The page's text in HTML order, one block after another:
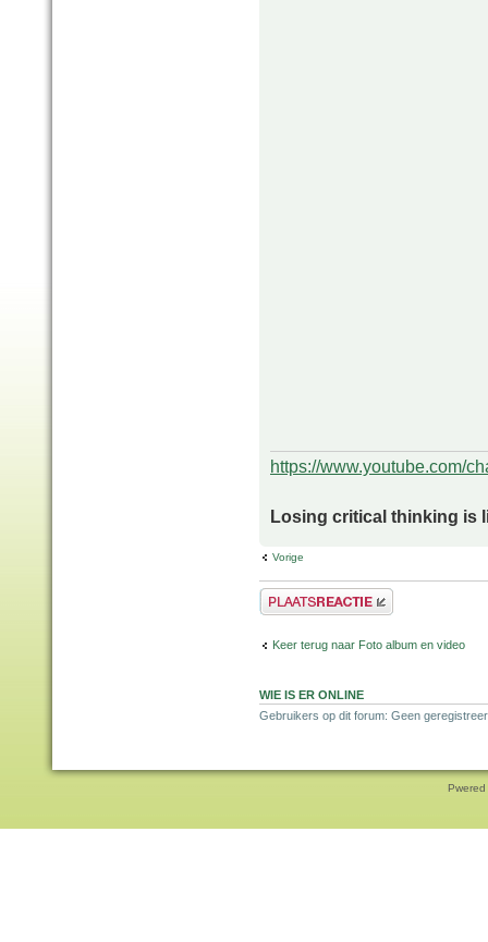
https://www.youtube.com/
Losing critical thinking is
Vorige
Plaats een reactie
Keer terug naar Foto album en video
WIE IS ER ONLINE
Gebruikers op dit forum: Geen